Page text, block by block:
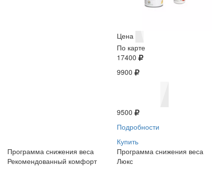
Цена
По карте
17400
9900
9500
Подробности
Купить
Программа снижения веса
Рекомендованный комфорт
Программа снижения веса
Люкс